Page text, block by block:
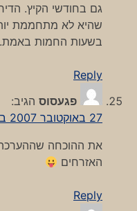
גם בחודשי הקיץ.
שהיא לא מתחממת
בשעות החמות באמת.
Reply
פגעסוס הגיב:
27 באוקטובר 2007 בשעה 23:10
את ההוכחה
האזרחים
Reply